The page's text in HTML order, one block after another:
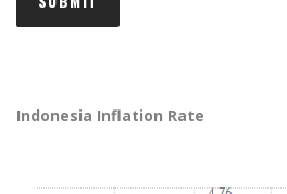
Indonesia Inflation Rate